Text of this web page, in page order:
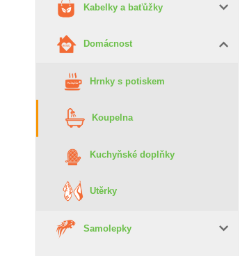
Kabelky a baťůžky
Domácnost
Hrnky s potiskem
Koupelna
Kuchyňské doplňky
Utěrky
Samolepky